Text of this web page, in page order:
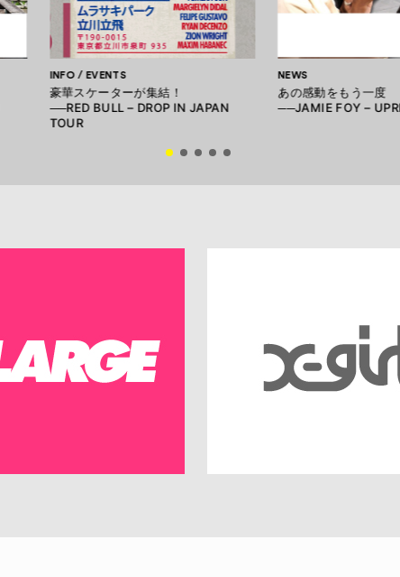
INFO / EVENTS
豪華スケーターが集結！
──RED BULL – DROP IN JAPAN
TOUR
NEWS
あの感動をもう一度
──JAMIE FOY –